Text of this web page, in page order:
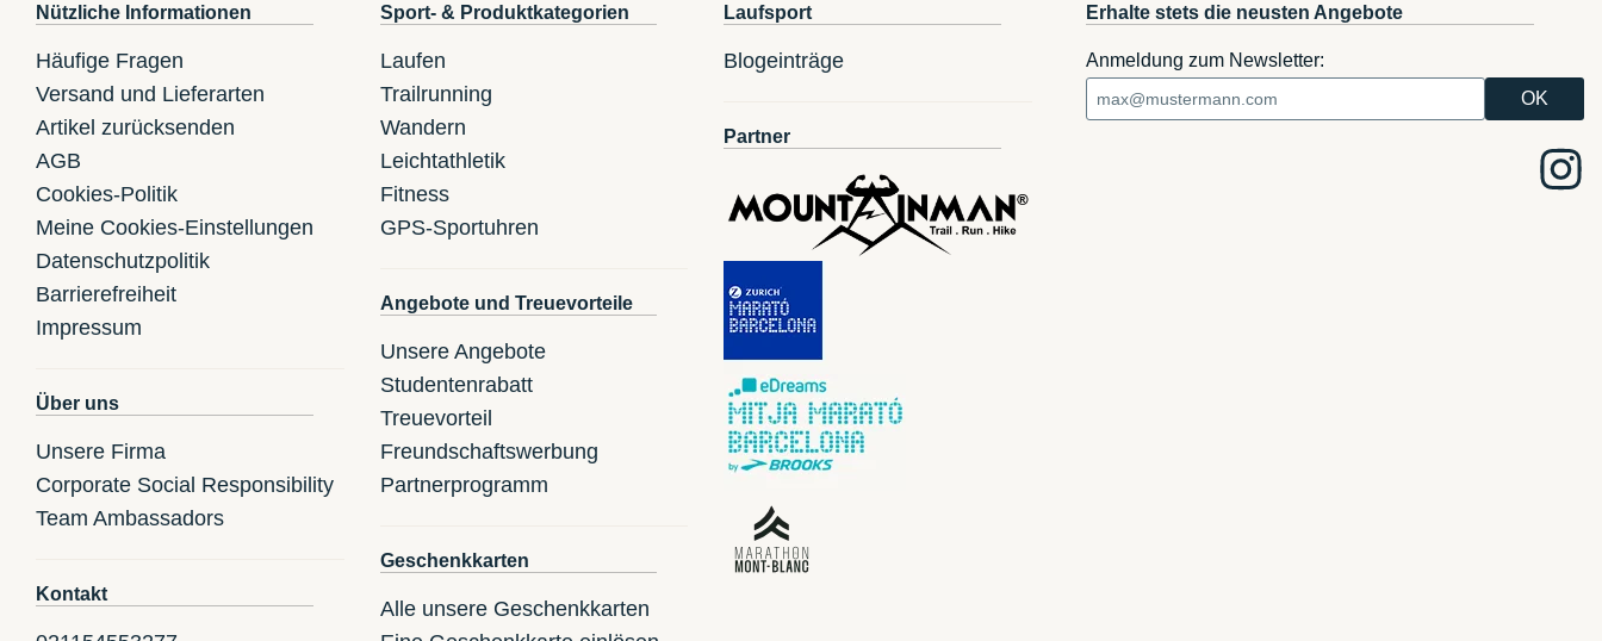
Nützliche Informationen
Häufige Fragen
Versand und Lieferarten
Artikel zurücksenden
AGB
Cookies-Politik
Meine Cookies-Einstellungen
Datenschutzpolitik
Barrierefreiheit
Impressum
Über uns
Unsere Firma
Corporate Social Responsibility
Team Ambassadors
Kontakt
Sport- & Produktkategorien
Laufen
Trailrunning
Wandern
Leichtathletik
Fitness
GPS-Sportuhren
Angebote und Treuevorteile
Unsere Angebote
Studentenrabatt
Treuevorteil
Freundschaftswerbung
Partnerprogramm
Geschenkkarten
Alle unsere Geschenkkarten
Laufsport
Blogeinträge
Partner
Erhalte stets die neusten Angebote
Anmeldung zum Newsletter: